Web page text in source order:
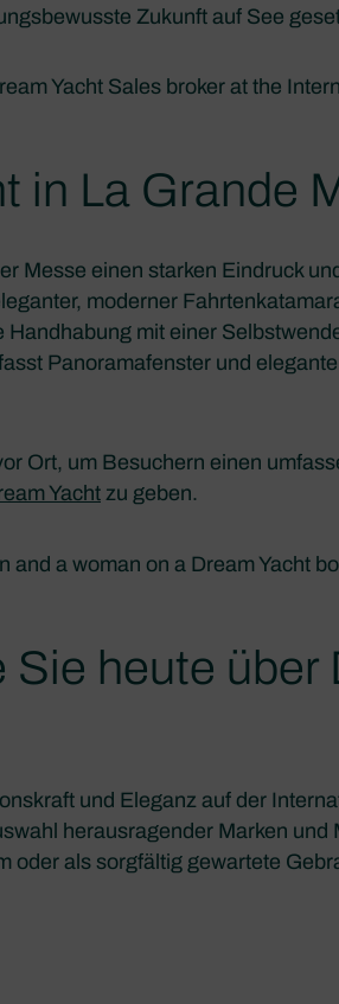
Zukunft auf See
in La Grande
Messe einen starken Eindruck
moderner
Handhabung mit einer
Panoramafenster und
Ort, um Besuchern einen
Yachtzu geben.
Sie heute über
und Eleganz auf der
herausragender Marken
oder als sorgfältig gewartete